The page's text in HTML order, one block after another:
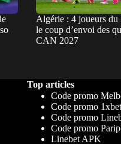
Algérie : 4 joueurs du
le coup d’envoi des
CAN 2027
Top articles
Code promo
Code promo 1xbet
Code promo
Code promo
Linebet APK